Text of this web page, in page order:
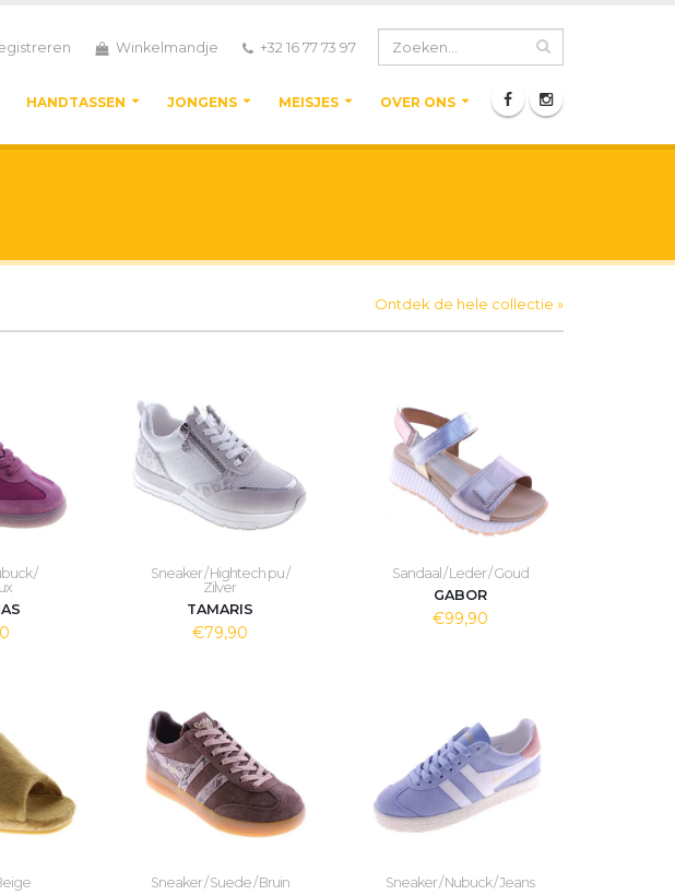
Winkelmandje +32 16 77 73 97
HANDTASSEN JONGENS MEISJES OVER ONS
Ontdek de hele collectie »
/
Sneaker / Hightech pu /
Zilver
TAMARIS
€79,90
Sandaal / Leder / Goud
GABOR
€99,90
Sneaker / Suede / Bruin
Sneaker / Nubuck / Jeans